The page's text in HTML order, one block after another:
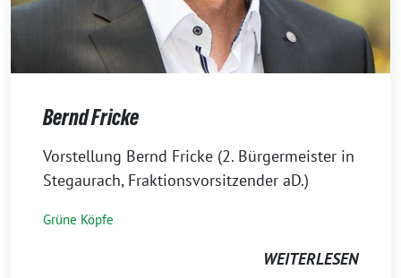
Bernd Fricke
7.
November
Vorstellung Bernd Fricke (2. Bürgermeister in
Stegaurach, Fraktionsvorsitzender aD.)
Grüne Köpfe
WEITERLESEN